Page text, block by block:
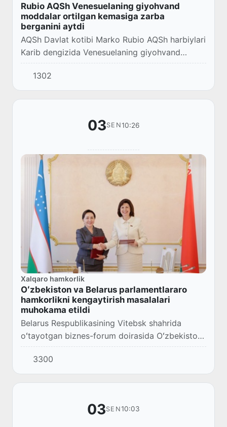
Rubio AQSh Venesuelaning giyohvand
moddalar ortilgan kemasiga zarba
berganini aytdi
AQSh Davlat kotibi Marko Rubio AQSh harbiylari
Karib dengizida Venesuelaning giyohvand
moddalar ortilgan kemasiga “halokatli zarba”
berganini aytdi.
1302
03SEN10:26
Xalqaro hamkorlik
Oʻzbekiston va Belarus parlamentlararo
hamkorlikni kengaytirish masalalari
muhokama etildi
Belarus Respublikasining Vitebsk shahrida
oʻtayotgan biznes-forum doirasida Oʻzbekiston
Respublikasi Oliy Majlisi Senati Raisi Tanzila
Narbayeva boshchiligidagi delegatsiya Belarus...
3300
03SEN10:03